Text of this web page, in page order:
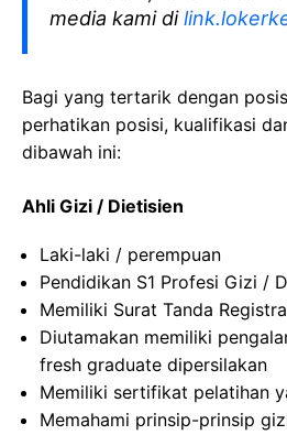
media kami di
Bagi yang tertarik dengan
perhatikan posisi, kualifikasi
dibawah ini:
Ahli Gizi / Dietisien
Laki-laki / perempuan
Pendidikan S1 Profesi Gizi /
Memiliki Surat Tanda
Diutamakan memiliki
fresh graduate dipersilakan
Memiliki sertifikat pelatihan
Memahami prinsip-prinsip